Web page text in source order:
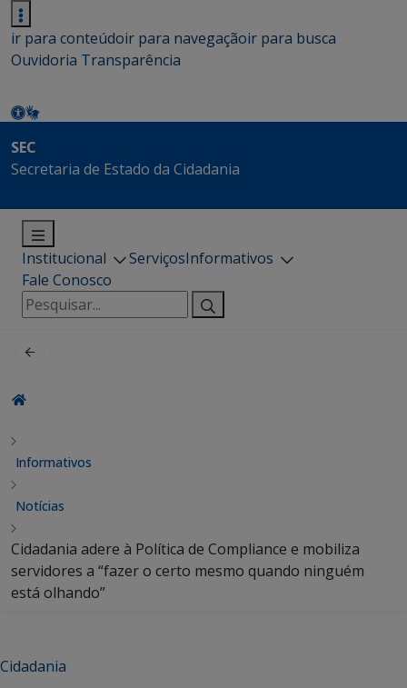
ir para conteúdoir para navegaçãoir para busca
Ouvidoria Transparência
SEC
Secretaria de Estado da Cidadania
Institucional ServiçosInformativos
Fale Conosco
Pesquisar
por:
Informativos
Notícias
Cidadania adere à Política de Compliance e mobiliza
servidores a “fazer o certo mesmo quando ninguém
está olhando”
Cidadania